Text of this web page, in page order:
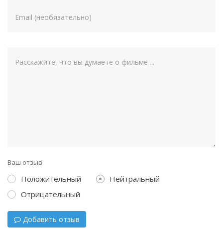
Ваш отзыв
Положительный
Нейтральный
Отрицательный
Добавить отзыв